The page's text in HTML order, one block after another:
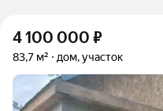
4 100 000 ₽
83,7 м² дом, участок